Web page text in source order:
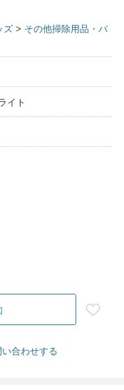
ズ > その他掃除用品・バ
イト
合わせする